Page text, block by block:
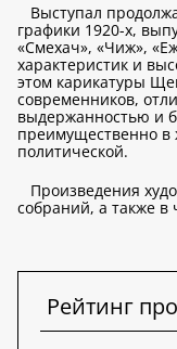
Выступал
графики 1920-х,
«Смехач», «Чиж»,
характеристик и
этом карикатуры
современников,
выдержанностью и
преимущественно
политической.
Произведения
собраний, а также в
Рейтинг